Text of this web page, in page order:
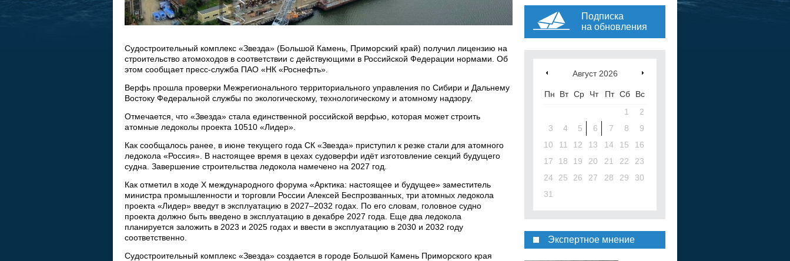
Судостроительный комплекс «Звезда» (Большой Камень, Приморский край) получил лицензию на
строительство атомоходов в соответствии с действующими в Российской Федерации нормами. Об
этом сообщает пресс-служба ПАО «НК «Роснефть».
Верфь прошла проверки Межрегионального территориального управления по Сибири и Дальнему
Востоку Федеральной службы по экологическому, технологическому и атомному надзору.
Отмечается, что «Звезда» стала единственной российской верфью, которая может строить
атомные ледоколы проекта 10510 «Лидер».
Как сообщалось ранее, в июне текущего года СК «Звезда» приступил к резке стали для атомного
ледокола «Россия». В настоящее время в цехах судоверфи идёт изготовление секций будущего
судна. Завершение строительства ледокола намечено на 2027 год.
Как отметил в ходе Х международного форума «Арктика: настоящее и будущее» заместитель
министра промышленности и торговли России Алексей Беспрозванных, три атомных ледокола
проекта «Лидер» введут в эксплуатацию в 2027–2032 годах. По его словам, головное судно
проекта должно быть введено в эксплуатацию в декабре 2027 года. Еще два ледокола
планируется заложить в 2023 и 2025 годах и ввести в эксплуатацию в 2030 и 2032 году
соответственно.
Судостроительный комплекс «Звезда» создается в городе Большой Камень Приморского края
Подписка
на обновления
Август 2026
Пн Вт Ср Чт Пт Сб
Вс
1
2
3
4 5 6 7 8
9
10
11 12 13 14 15
16
17
18 19 20 21 22
23
24
25 26 27 28 29
30
31
Экспертное мнение